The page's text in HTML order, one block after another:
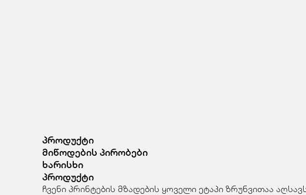
პროდუქტი
მიწოდების პირობები
ხარისხი
პროდუქტი
ჩვენი პრინტების მზადების ყოველი ეტაპი ზრუნვითაა